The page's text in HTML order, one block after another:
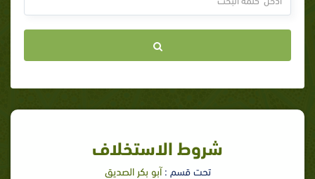
شروط الاستخلاف
تحت قسم :آبو بكر الصديق